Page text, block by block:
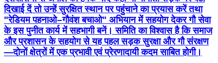
दिखाई दें तो उन्हें सुरक्षित स्थान पर पहुंचाने का प्रयास करें तथा
"रेडियम पहनाओ–गौवंश बचाओ" अभियान में सहयोग देकर गौ सेवा
के इस पुनीत कार्य में सहभागी बनें। समिति का विश्वास है कि समाज
और प्रशासन के सहयोग से यह पहल सड़क सुरक्षा और गौ संरक्षण
—दोनों क्षेत्रों में एक प्रभावी एवं प्रेरणादायी कदम साबित होगी।